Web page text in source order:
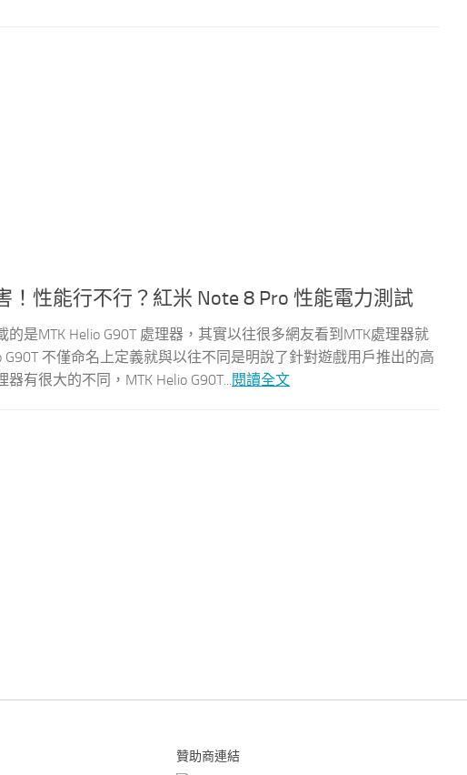
！性能行不行？紅米 Note 8 Pro 性能電力測試
的是MTK Helio G90T 處理器，其實以往很多網友看到MTK處理器就
G90T 不僅命名上定義就與以往不同是明說了針對遊戲用戶推出的高
有很大的不同，MTK Helio G90T...閱讀全文
贊助商連結